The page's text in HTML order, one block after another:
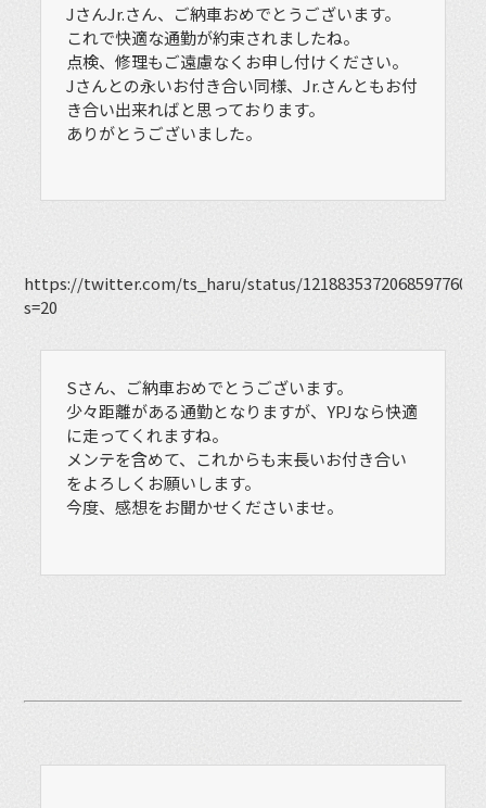
JさんJr.さん、ご納車おめでとうございます。
これで快適な通勤が約束されましたね。
点検、修理もご遠慮なくお申し付けください。
Jさんとの永いお付き合い同様、Jr.さんともお付
き合い出来ればと思っております。
ありがとうございました。
https://twitter.com/ts_haru/status/1218835372068597760?
s=20
Sさん、ご納車おめでとうございます。
少々距離がある通勤となりますが、YPJなら快適
に走ってくれますね。
メンテを含めて、これからも末長いお付き合い
をよろしくお願いします。
今度、感想をお聞かせくださいませ。